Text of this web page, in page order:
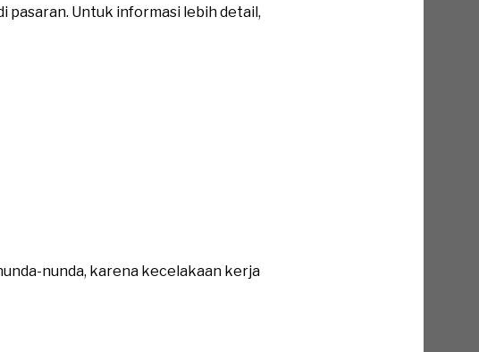
pasaran. Untuk informasi lebih detail,
nunda, karena kecelakaan kerja